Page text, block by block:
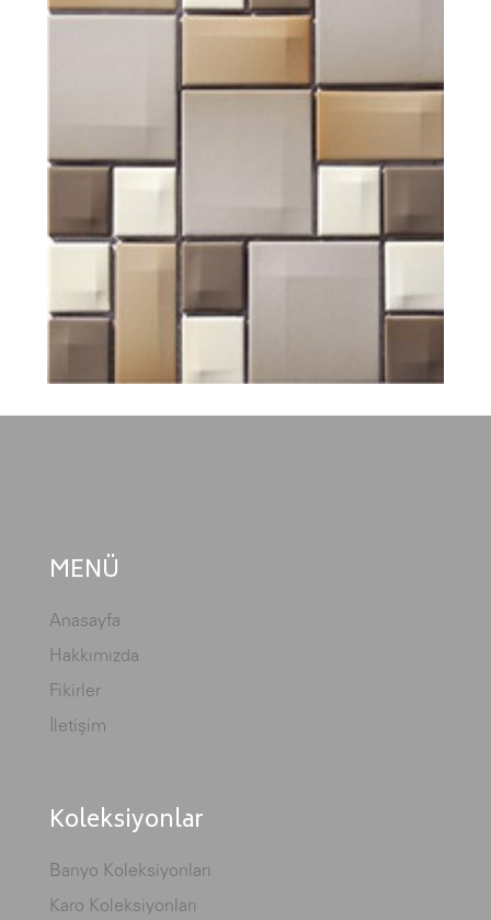
MENÜ
Anasayfa
Hakkımızda
Fikirler
İletişim
Koleksiyonlar
Banyo Koleksiyonları
Karo Koleksiyonları